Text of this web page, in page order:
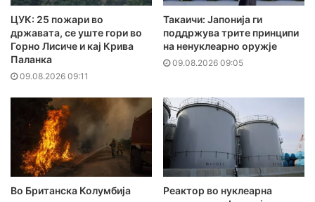
ЦУК: 25 пожари во
државата, се уште гори во
Горно Лисиче и кај Крива
Паланка
09.08.2026 09:11
Такаичи: Јапонија ги
поддржува трите принципи
на ненуклеарно оружје
09.08.2026 09:05
Во Британска Колумбија
Реактор во нуклеарна